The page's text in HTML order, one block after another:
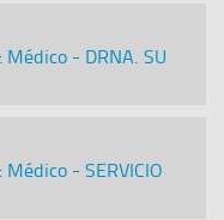
- DRNA. SU
- SERVICIO